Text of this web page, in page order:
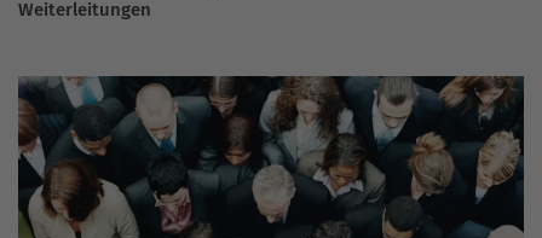
Weiterleitungen